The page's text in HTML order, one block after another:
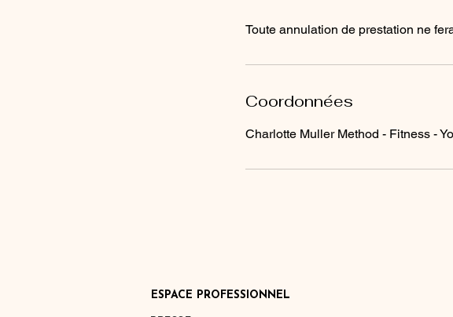
Toute annulation de prestation ne
Coordonnées
Charlotte Muller Method - Fitness -
ESPACE PROFESSIONNEL